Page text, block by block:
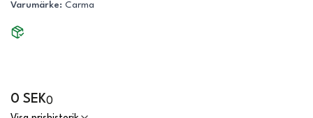
Varumärke: Carma
0 SEK0